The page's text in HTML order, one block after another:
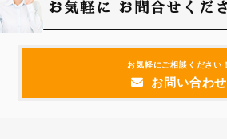
お気軽に お問合せくだ
お気軽にご相談ください！
お問い合わせ